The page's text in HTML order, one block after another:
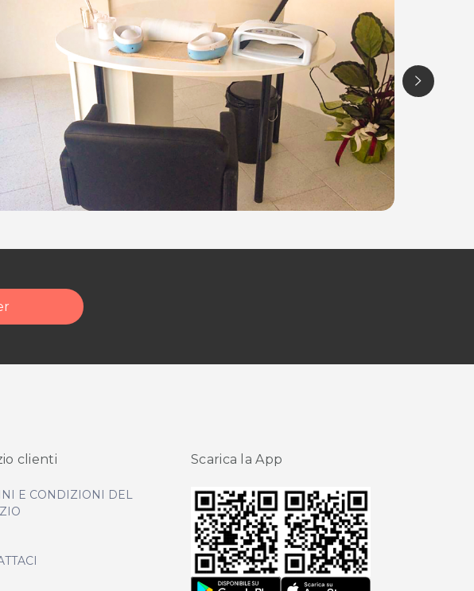
clienti
E CONDIZIONI DEL
Scarica la App